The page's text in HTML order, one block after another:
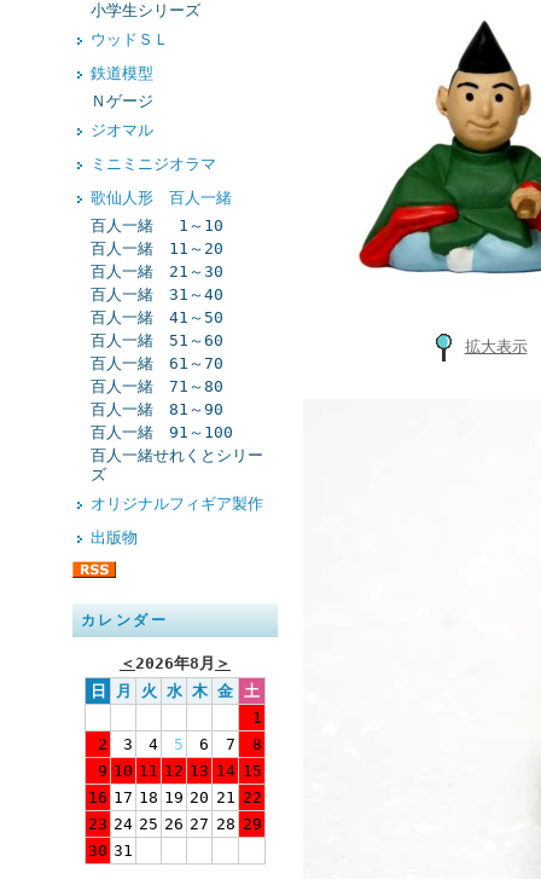
小学生シリーズ
ウッドＳＬ
鉄道模型
Ｎゲージ
ジオマル
ミニミニジオラマ
歌仙人形 百人一緒
百人一緒 1～10
百人一緒 11～20
百人一緒 21～30
百人一緒 31～40
百人一緒 41～50
百人一緒 51～60
百人一緒 61～70
百人一緒 71～80
百人一緒 81～90
百人一緒 91～100
百人一緒せれくとシリー
ズ
オリジナルフィギア製作
出版物
カレンダー
＜2026年8月 ＞
日
月 火 水 木 金 土
1
2
3 4 5 6 7
8
9 10 11 12 13 14 15
16 17 18 19 20 21 22
23 24 25 26 27 28 29
30 31
拡大表示